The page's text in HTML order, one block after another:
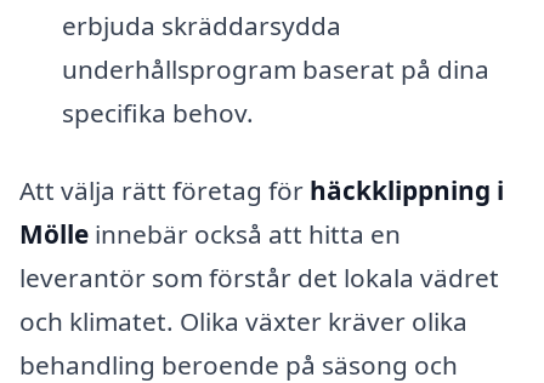
erbjuda skräddarsydda
underhållsprogram baserat på dina
specifika behov.
Att välja rätt företag för häckklippning i
Mölle innebär också att hitta en
leverantör som förstår det lokala vädret
och klimatet. Olika växter kräver olika
behandling beroende på säsong och